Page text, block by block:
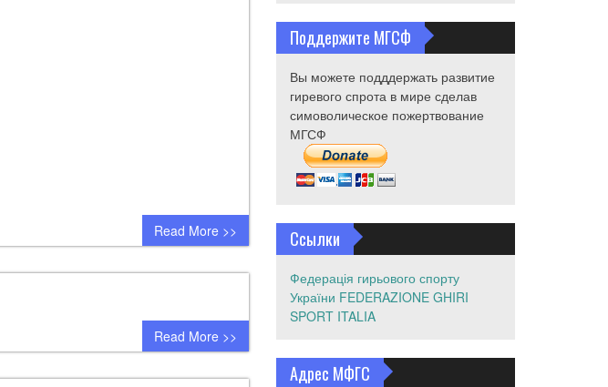
Read More >>
Read More >>
Поддержите МГСФ
Вы можете подддержать развитие
гиревого спрота в мире сделав
симоволическое пожертвование
МГСФ
Ссылки
Федерація гирьового спорту
України FEDERAZIONE GHIRI
SPORT ITALIA
Адрес МФГС